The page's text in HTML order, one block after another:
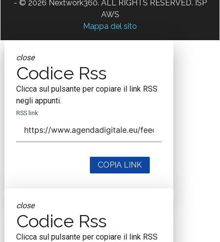
- © 2026 Nextwork360. ALL RIGHTS RESERVED. ISP
AWS
Mappa del sito
close
Codice Rss
Clicca sul pulsante per copiare il link RSS
negli appunti.
RSS link
COPIA LINK
close
Codice Rss
Clicca sul pulsante per copiare il link RSS